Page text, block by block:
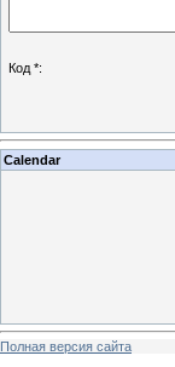
Код *:
Calendar
Полная версия сайта